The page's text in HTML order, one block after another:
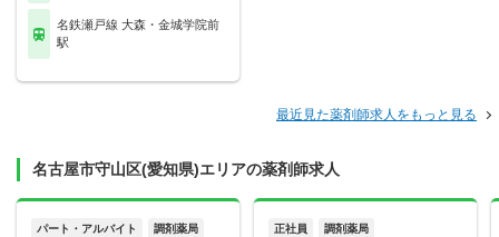
名鉄瀬戸線 大森・金城学院前
駅
最近見た薬剤師求人をもっと見る
名古屋市守山区(愛知県)エリアの薬剤師求人
パート・アルバイト 調剤薬局 正社員 調剤薬局